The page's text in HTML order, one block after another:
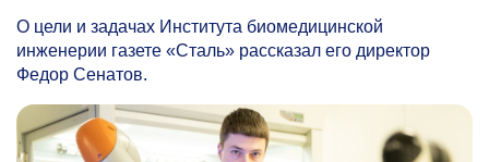
О цели и задачах Института биомедицинской
инженерии газете «Сталь» рассказал его директор
Федор Сенатов.